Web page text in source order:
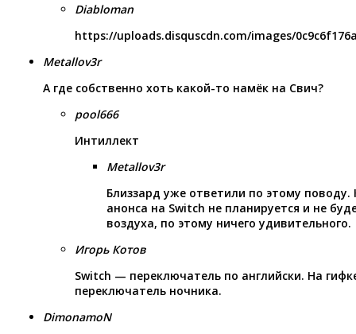
Diabloman
https://uploads.disquscdn.com/images/
Metallov3r
А где собственно хоть какой-то намёк на Свич?
pool666
Интиллект
Metallov3r
Близзард уже ответили по этому поводу.
анонса на Switch не планируется и не
воздуха, по этому ничего удивительного.
Игорь Котов
Switch — переключатель по английски. На
переключатель ночника.
DimonamoN